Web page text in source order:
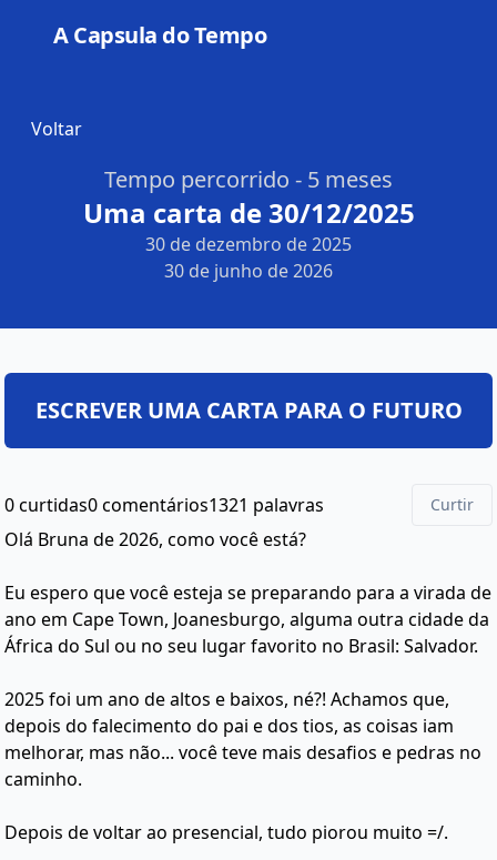
A Capsula do Tempo
Voltar
Tempo percorrido - 5 meses
Uma carta de 30/12/2025
30 de dezembro de 2025
30 de junho de 2026
0 curtidas0 comentários1321 palavras Curtir
Olá Bruna de 2026, como você está?
Eu espero que você esteja se preparando para a virada de
ano em Cape Town, Joanesburgo, alguma outra cidade da
África do Sul ou no seu lugar favorito no Brasil: Salvador.
2025 foi um ano de altos e baixos, né?! Achamos que,
depois do falecimento do pai e dos tios, as coisas iam
melhorar, mas não... você teve mais desafios e pedras no
caminho.
Depois de voltar ao presencial, tudo piorou muito =/.
ESCREVER UMA CARTA PARA O FUTURO